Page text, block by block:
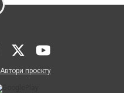
Автори проєкту